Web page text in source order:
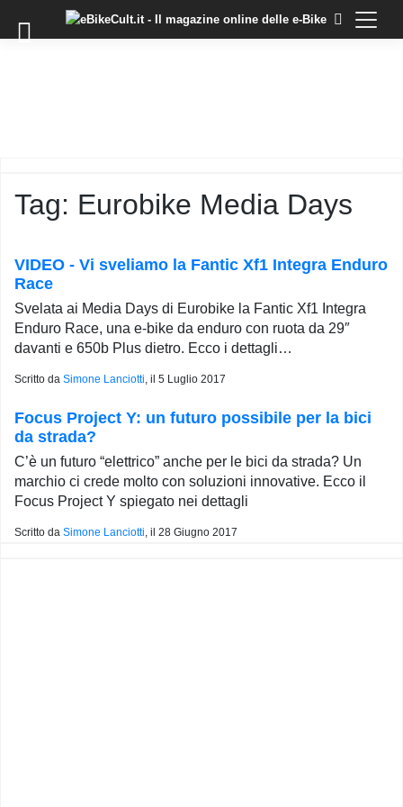
×
TUTORIAL
DI
EBIKECULT
CONTATTI
PRIVACY
POLICY
Tag: Eurobike Media Days
VIDEO - Vi sveliamo la Fantic Xf1 Integra Enduro
Race
Svelata ai Media Days di Eurobike la Fantic Xf1 Integra
Enduro Race, una e-bike da enduro con ruota da 29″
davanti e 650b Plus dietro. Ecco i dettagli…
Scritto da Simone Lanciotti, il 5 Luglio 2017
Focus Project Y: un futuro possibile per la bici
da strada?
C’è un futuro “elettrico” anche per le bici da strada? Un
marchio ci crede molto con soluzioni innovative. Ecco il
Focus Project Y spiegato nei dettagli
Scritto da Simone Lanciotti, il 28 Giugno 2017